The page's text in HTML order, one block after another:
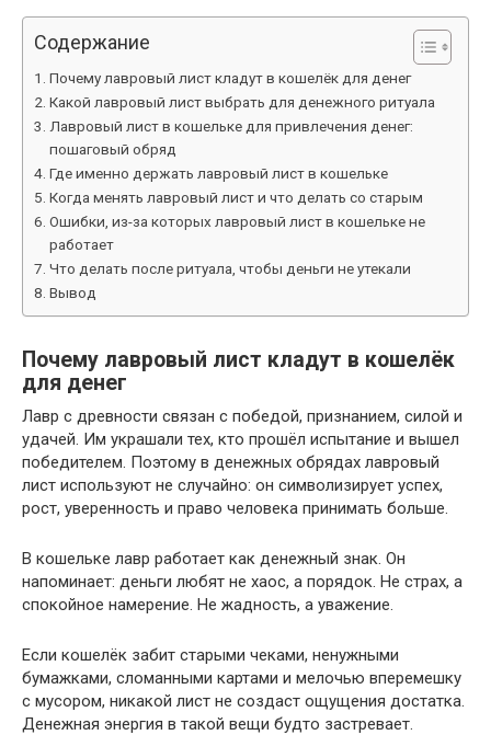
Содержание
Почему лавровый лист кладут в кошелёк для денег
Какой лавровый лист выбрать для денежного ритуала
Лавровый лист в кошельке для привлечения денег:
пошаговый обряд
Где именно держать лавровый лист в кошельке
Когда менять лавровый лист и что делать со старым
Ошибки, из-за которых лавровый лист в кошельке не
работает
Что делать после ритуала, чтобы деньги не утекали
Вывод
Почему лавровый лист кладут в кошелёк
для денег
Лавр с древности связан с победой, признанием, силой и
удачей. Им украшали тех, кто прошёл испытание и вышел
победителем. Поэтому в денежных обрядах лавровый
лист используют не случайно: он символизирует успех,
рост, уверенность и право человека принимать больше.
В кошельке лавр работает как денежный знак. Он
напоминает: деньги любят не хаос, а порядок. Не страх, а
спокойное намерение. Не жадность, а уважение.
Если кошелёк забит старыми чеками, ненужными
бумажками, сломанными картами и мелочью вперемешку
с мусором, никакой лист не создаст ощущения достатка.
Денежная энергия в такой вещи будто застревает.